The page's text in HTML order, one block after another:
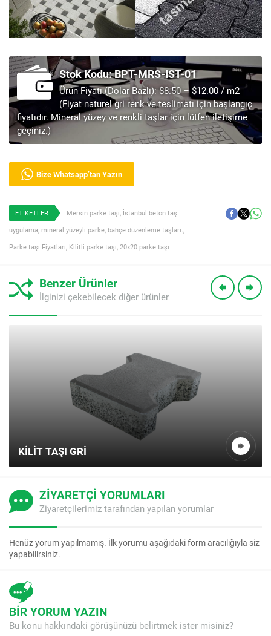
Stok Kodu: BPT-MRS-IST-01
Ürün Fiyatı (Dolar Bazlı): $8.50 – $12.00 / m2
(Fiyat naturel gri renk ve teslimatı için başlangıç
fiyatıdır. Mineral yüzey ve renkli taşlar için lütfen iletişime
geçiniz.)
Bize Whatsapp’tan Yazın
ETİKETLER Mersin parke taşı, İstanbul beton taş
uygulama, mineral yüzeyli parke, bahçe düzenleme taşları.,
Parke taşı Fiyatları, Kilitli parke taşı, 20x20 parke taşı
Benzer Ürünler
İlginizi çekebilecek diğer ürünler
KILIT TAŞI GRI
ZİYARETÇİ YORUMLARI
Ziyaretçilerimiz tarafından yapılan yorumlar
Henüz yorum yapılmamış. İlk yorumu aşağıdaki form aracılığıyla siz
yapabilirsiniz.
BİR YORUM YAZIN
Bu konu hakkındaki görüşünüzü belirtmek ister misiniz?